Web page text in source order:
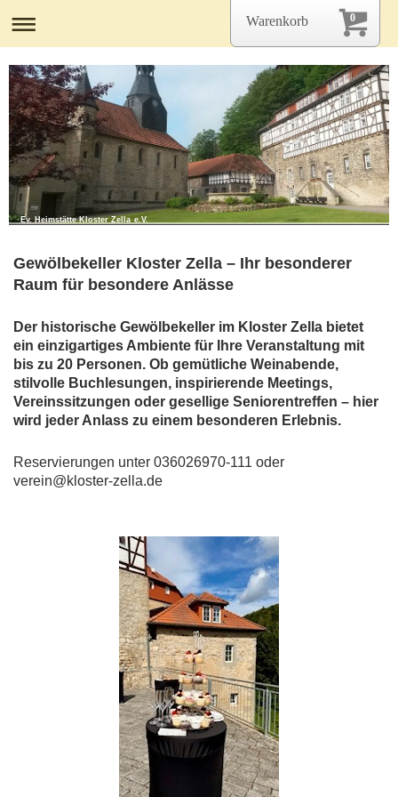
Ev. Heimstätte Kloster Zella e.V.
Gewölbekeller Kloster Zella – Ihr besonderer
Raum für besondere Anlässe
Der historische Gewölbekeller im Kloster Zella bietet
ein einzigartiges Ambiente für Ihre Veranstaltung mit
bis zu 20 Personen. Ob gemütliche Weinabende,
stilvolle Buchlesungen, inspirierende Meetings,
Vereinssitzungen oder gesellige Seniorentreffen – hier
wird jeder Anlass zu einem besonderen Erlebnis.
Reservierungen unter 036026970-111 oder
verein@kloster-zella.de
0
Warenkorb